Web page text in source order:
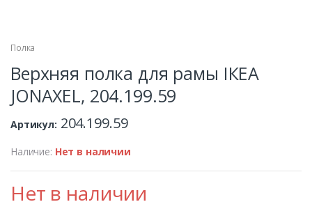
Полка
Верхняя полка для рамы ІКЕА
JONAXEL, 204.199.59
Артикул: 204.199.59
Наличие: Нет в наличии
Нет в наличии